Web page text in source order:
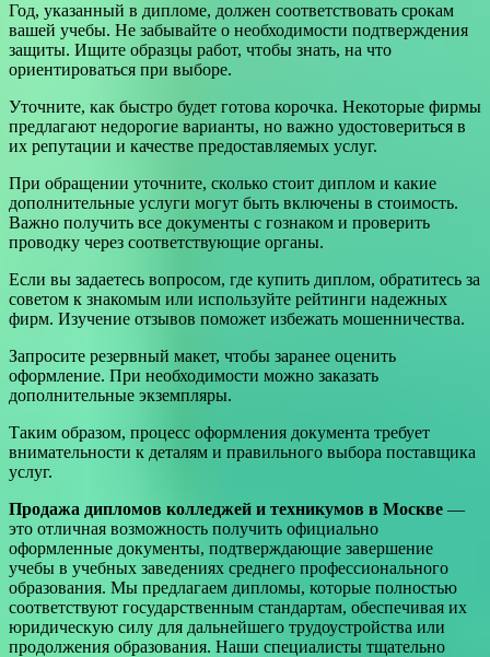
Год, указанный в дипломе, должен соответствовать срокам
вашей учебы. Не забывайте о необходимости подтверждения
защиты. Ищите образцы работ, чтобы знать, на что
ориентироваться при выборе.
Уточните, как быстро будет готова корочка. Некоторые фирмы
предлагают недорогие варианты, но важно удостовериться в
их репутации и качестве предоставляемых услуг.
При обращении уточните, сколько стоит диплом и какие
дополнительные услуги могут быть включены в стоимость.
Важно получить все документы с гознаком и проверить
проводку через соответствующие органы.
Если вы задаетесь вопросом, где купить диплом, обратитесь за
советом к знакомым или используйте рейтинги надежных
фирм. Изучение отзывов поможет избежать мошенничества.
Запросите резервный макет, чтобы заранее оценить
оформление. При необходимости можно заказать
дополнительные экземпляры.
Таким образом, процесс оформления документа требует
внимательности к деталям и правильного выбора поставщика
услуг.
Продажа дипломов колледжей и техникумов в Москве —
это отличная возможность получить официально
оформленные документы, подтверждающие завершение
учебы в учебных заведениях среднего профессионального
образования. Мы предлагаем дипломы, которые полностью
соответствуют государственным стандартам, обеспечивая их
юридическую силу для дальнейшего трудоустройства или
продолжения образования. Наши специалисты тщательно